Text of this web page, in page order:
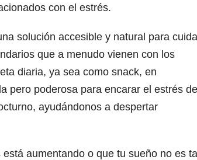
con el estrés.
solución accesible y natural para
que a menudo vienen con los
diaria, ya sea como snack, en
pero poderosa para encarar el estrés
ayudándonos a despertar
aumentando o que tu sueño no es